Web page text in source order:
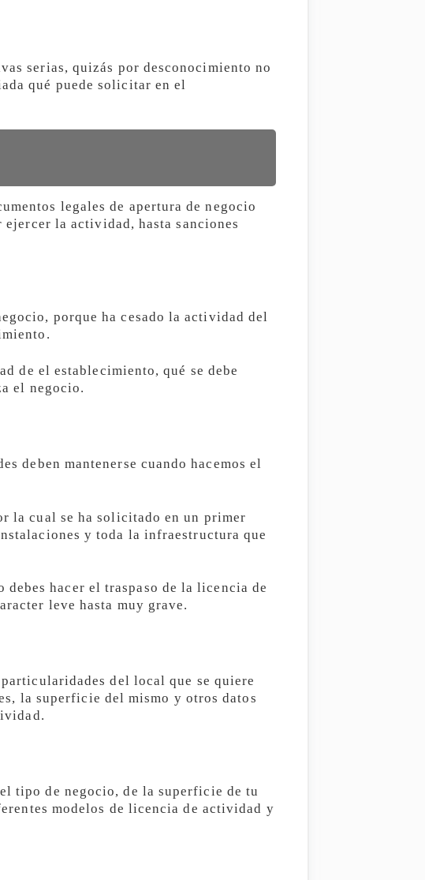
serias, quizás por desconocimiento no
qué puede solicitar en el
legales de apertura de negocio
la actividad, hasta sanciones
porque ha cesado la actividad del
de el establecimiento, qué se debe
el negocio.
deben mantenerse cuando hacemos el
la cual se ha solicitado en un primer
y toda la infraestructura que
debes hacer el traspaso de la licencia de
leve hasta muy grave.
del local que se quiere
la superficie del mismo y otros datos
tipo de negocio, de la superficie de tu
modelos de licencia de actividad y